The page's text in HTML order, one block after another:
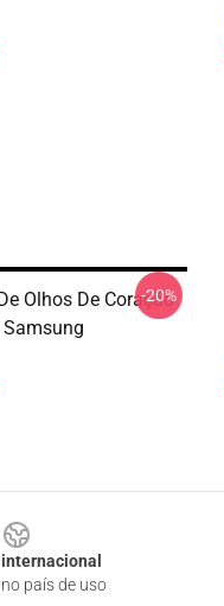
Olhos De Coração
-20%
país de uso